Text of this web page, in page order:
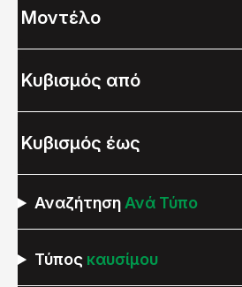
Αναζήτηση Ανά Τύπο
Τύπος καυσίμου